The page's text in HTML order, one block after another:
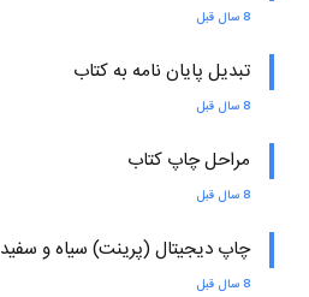
8 سال قبل
تبدیل پایان نامه به کتاب
8 سال قبل
مراحل چاپ کتاب
8 سال قبل
چاپ دیجیتال (پرینت) سیاه و سفید
8 سال قبل